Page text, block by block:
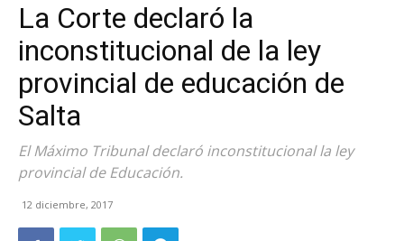
La Corte declaró la
inconstitucional de la ley
provincial de educación de
Salta
El Máximo Tribunal declaró inconstitucional la ley
provincial de Educación.
12 diciembre, 2017